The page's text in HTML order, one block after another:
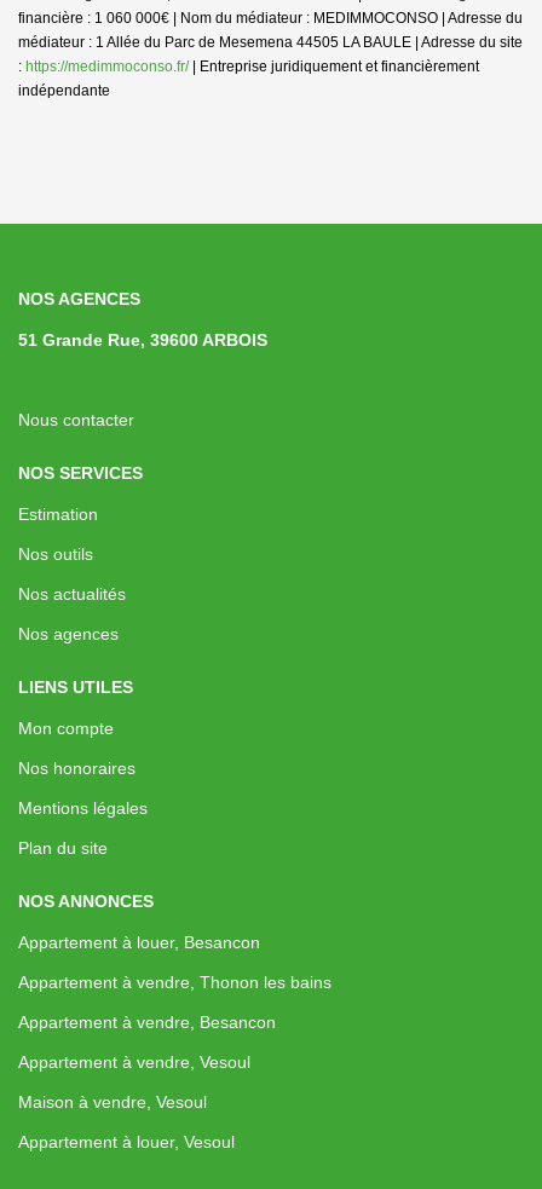
financière : 1 060 000€ | Nom du médiateur : MEDIMMOCONSO | Adresse du
médiateur : 1 Allée du Parc de Mesemena 44505 LA BAULE | Adresse du site
: https://medimmoconso.fr/| Entreprise juridiquement et financièrement
indépendante
NOS AGENCES
51 Grande Rue, 39600 ARBOIS
Nous contacter
NOS SERVICES
Estimation
Nos outils
Nos actualités
Nos agences
LIENS UTILES
Mon compte
Nos honoraires
Mentions légales
Plan du site
NOS ANNONCES
Appartement à louer, Besancon
Appartement à vendre, Thonon les bains
Appartement à vendre, Besancon
Appartement à vendre, Vesoul
Maison à vendre, Vesoul
Appartement à louer, Vesoul